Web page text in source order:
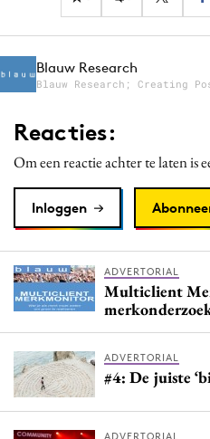
Blauw Research
Blauw Research; Creating
Reacties:
Om een reactie achter te laten is
Inloggen
ADVERTORIAL
Multiclient
ADVERTORIAL
#4: De juiste
ADVERTORIAL